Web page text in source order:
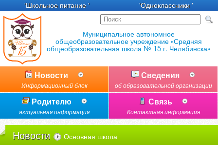
'Школьное питание ' 'Одноклассники '
Новости
Информационный блок
Сведения
об образовательной организации
Родителю
актуальная информация
Связь
Контактная информация
Новости Основная школа